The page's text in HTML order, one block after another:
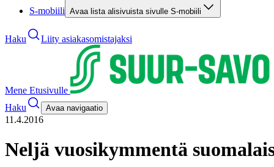
S-mobiili Avaa lista alisivuista sivulle S-mobiili
Haku Liity asiakasomistajaksi
Mene Etusivulle
Haku
Avaa navigaatio
11.4.2016
Neljä vuosikymmentä